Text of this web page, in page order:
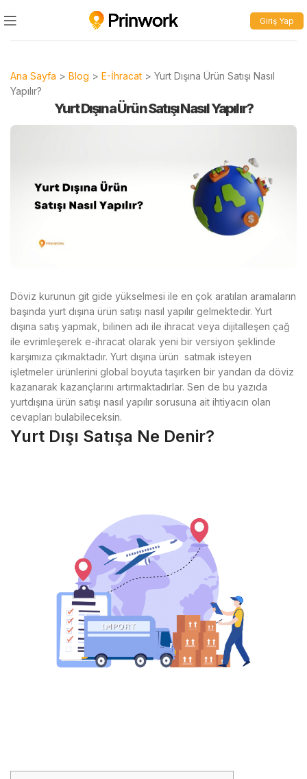
Giriş Yap
Ana Sayfa > Blog > E-İhracat > Yurt Dışına Ürün Satışı Nasıl
Yapılır?
Yurt Dışına Ürün Satışı Nasıl Yapılır?
Döviz kurunun git gide yükselmesi ile en çok aratılan aramaların
başında yurt dışına ürün satışı nasıl yapılır gelmektedir. Yurt
dışına satış yapmak, bilinen adı ile ihracat veya dijitalleşen çağ
ile evrimleşerek e-ihracat olarak yeni bir versiyon şeklinde
karşımıza çıkmaktadır. Yurt dışına ürün satmak isteyen
işletmeler ürünlerini global boyuta taşırken bir yandan da döviz
kazanarak kazançlarını artırmaktadırlar. Sen de bu yazıda
yurtdışına ürün satışı nasıl yapılır sorusuna ait ihtiyacın olan
cevapları bulabileceksin.
Yurt Dışı Satışa Ne Denir?